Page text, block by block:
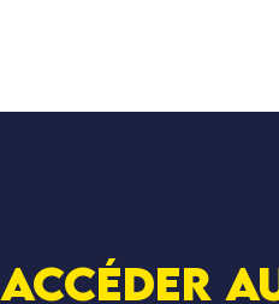
Accéder